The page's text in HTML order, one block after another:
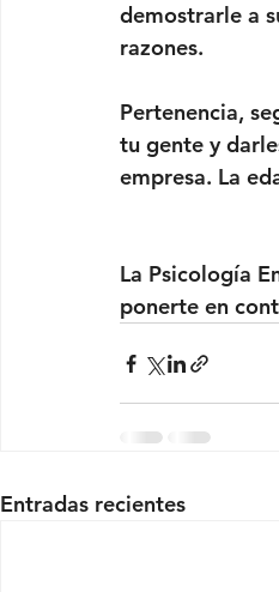
demostrarle a
razones.
Pertenencia,
tu gente y
empresa. La
La Psicología
ponerte en
Entradas recientes